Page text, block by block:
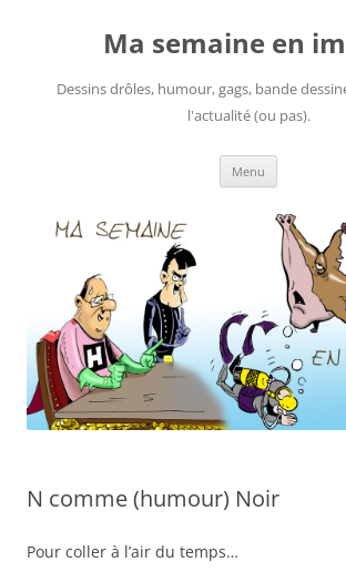
Ma semaine en
Dessins drôles, humour, gags, bande
l'actualité (ou pas).
Menu
N comme (humour) Noir
Pour coller à l’air du temps…